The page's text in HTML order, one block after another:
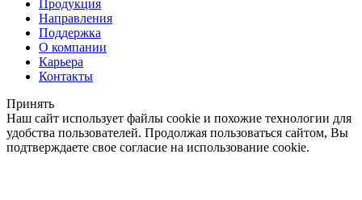
Продукция
Направления
Поддержка
О компании
Карьера
Контакты
Принять
Наш сайт использует файлы cookie и похожие технологии для
удобства пользователей. Продолжая пользоваться сайтом, Вы
подтверждаете свое согласие на использование cookie.